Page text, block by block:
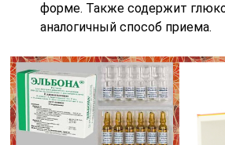
форме. Также содержит
аналогичный способ приема.